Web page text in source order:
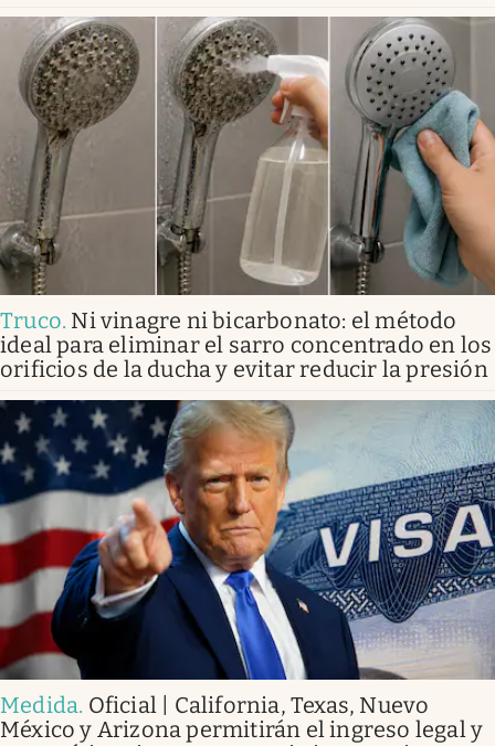
Truco. Ni vinagre ni bicarbonato: el método
ideal para eliminar el sarro concentrado en los
orificios de la ducha y evitar reducir la presión
Medida. Oficial | California, Texas, Nuevo
México y Arizona permitirán el ingreso legal y